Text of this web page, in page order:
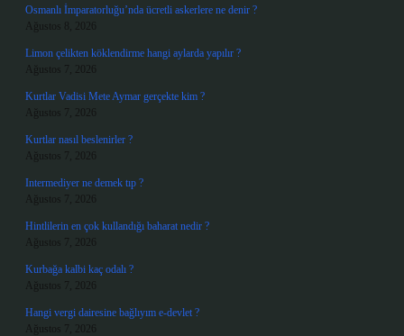
Osmanlı İmparatorluğu’nda ücretli askerlere ne denir ?
Ağustos 8, 2026
Limon çelikten köklendirme hangi aylarda yapılır ?
Ağustos 7, 2026
Kurtlar Vadisi Mete Aymar gerçekte kim ?
Ağustos 7, 2026
Kurtlar nasıl beslenirler ?
Ağustos 7, 2026
Intermediyer ne demek tıp ?
Ağustos 7, 2026
Hintlilerin en çok kullandığı baharat nedir ?
Ağustos 7, 2026
Kurbağa kalbi kaç odalı ?
Ağustos 7, 2026
Hangi vergi dairesine bağlıyım e-devlet ?
Ağustos 7, 2026